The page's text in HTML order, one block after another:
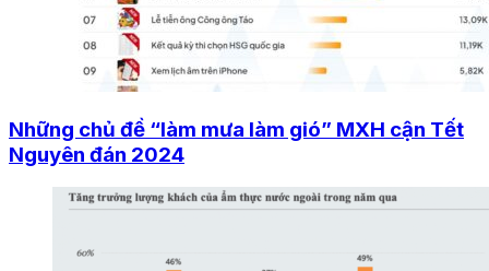
Những chủ đề “làm mưa làm gió” MXH cận Tết
Nguyên đán 2024